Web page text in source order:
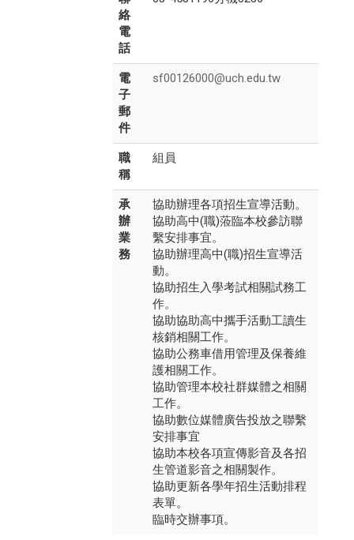
絡
電
話
電
子
郵
件
sf00126000@uch.edu.tw
職
稱
組員
承
辦
業
務
協助辦理各項招生宣導活動。
協助高中(職)蒞臨本校參訪聯
繫安排事宜。
協助辦理高中(職)招生宣導活
動。
協助招生入學考試相關試務工
作。
協助協助高中攜手活動工讀生
核銷相關工作。
協助公務車借用管理及保養維
護相關工作。
協助管理本校社群媒體之相關
工作。
協助數位媒體廣告投放之聯繫
安排事宜
協助本校各項宣傳影音及各招
生管道影音之相關製作。
​協助更新各學年招生活動排程
表單。
臨時交辦事項。